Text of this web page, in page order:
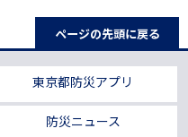
ページの先頭に戻る
東京都防災アプリ
防災ニュース